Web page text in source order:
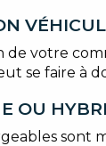
votre
se faire à
OU
sont